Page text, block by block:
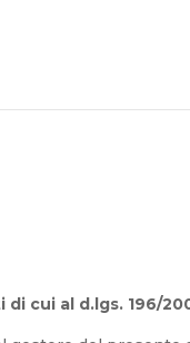
cui al d.lgs. 196/